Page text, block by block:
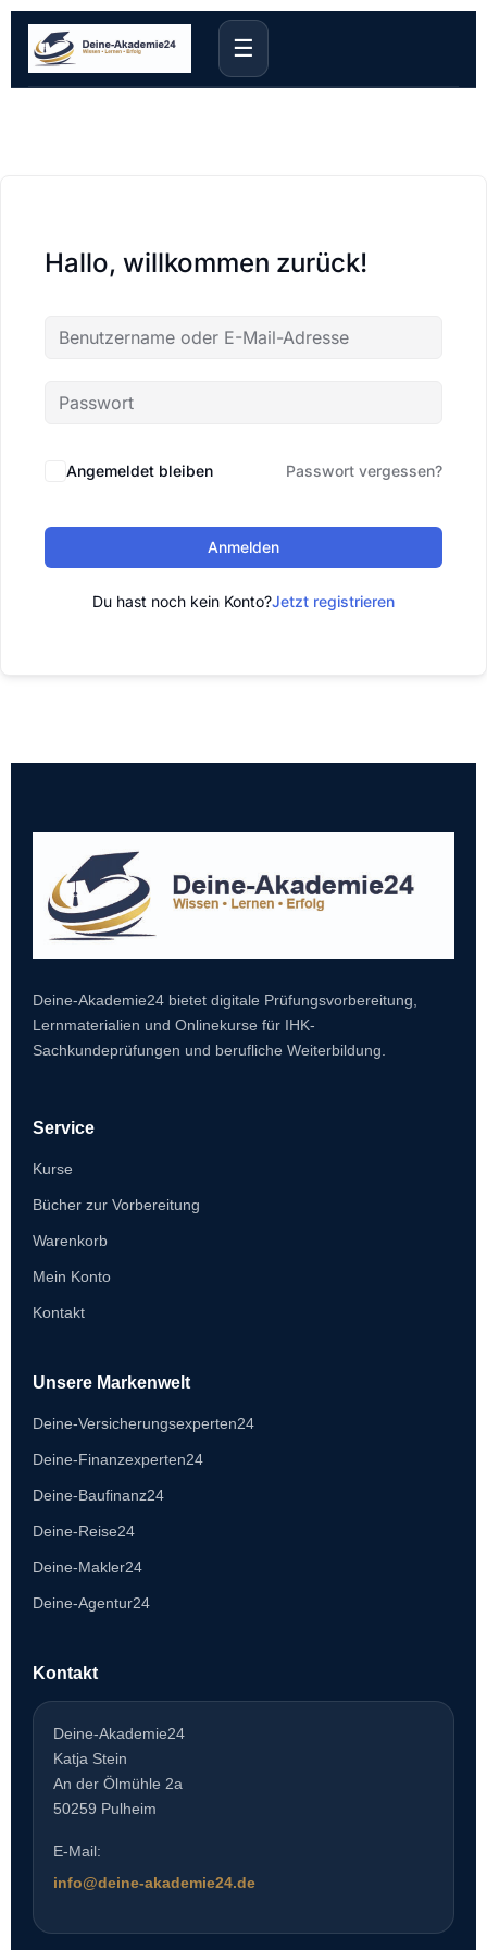
☰
Hallo, willkommen zurück!
Angemeldet bleiben Passwort vergessen?
Anmelden
Du hast noch kein Konto?Jetzt registrieren
Deine-Akademie24 bietet digitale Prüfungsvorbereitung,
Lernmaterialien und Onlinekurse für IHK-
Sachkundeprüfungen und berufliche Weiterbildung.
Service
Kurse
Bücher zur Vorbereitung
Warenkorb
Mein Konto
Kontakt
Unsere Markenwelt
Deine-Versicherungsexperten24
Deine-Finanzexperten24
Deine-Baufinanz24
Deine-Reise24
Deine-Makler24
Deine-Agentur24
Kontakt
Deine-Akademie24
Katja Stein
An der Ölmühle 2a
50259 Pulheim
E-Mail:
info@deine-akademie24.de